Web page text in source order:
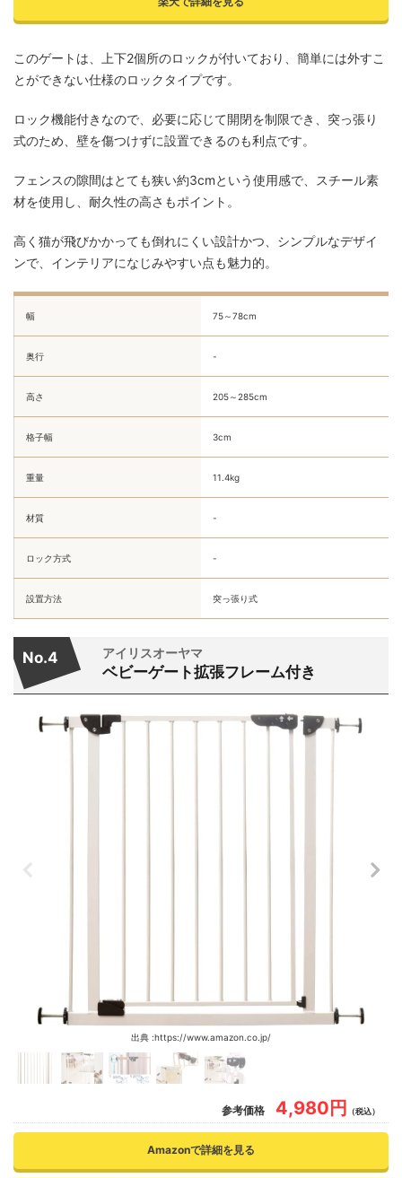
このゲートは、上下2個所のロックが付いており、簡単には外すこ
とができない仕様のロックタイプです。
ロック機能付きなので、必要に応じて開閉を制限でき、突っ張り
式のため、壁を傷つけずに設置できるのも利点です。
フェンスの隙間はとても狭い約3cmという使用感で、スチール素
材を使用し、耐久性の高さもポイント。
高く猫が飛びかかっても倒れにくい設計かつ、シンプルなデザイ
ンで、インテリアになじみやすい点も魅力的。
幅 75～78cm
奥行 -
高さ 205～285cm
格子幅 3cm
重量 11.4kg
材質 -
ロック方式 -
設置方法 突っ張り式
No.4 アイリスオーヤマ
ベビーゲート拡張フレーム付き
出典 :https://www.amazon.co.jp/
参考価格 4,980円 （税込）
Amazonで詳細を見る